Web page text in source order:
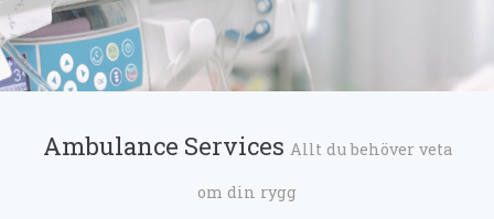
Ambulance Services Allt du behöver veta
om din rygg